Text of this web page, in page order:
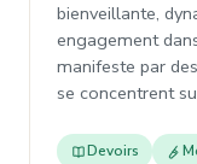
bienveillante,
engagement
manifeste par
se concentrent
Devoirs